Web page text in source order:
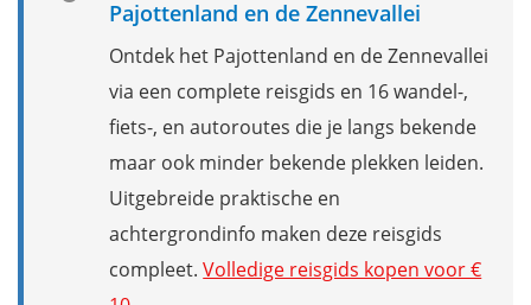
Pajottenland en de Zennevallei
Ontdek het Pajottenland en de Zennevallei
via een complete reisgids en 16 wandel-,
fiets-, en autoroutes die je langs bekende
maar ook minder bekende plekken leiden.
Uitgebreide praktische en
achtergrondinfo maken deze reisgids
compleet.Volledige reisgids kopen voor €